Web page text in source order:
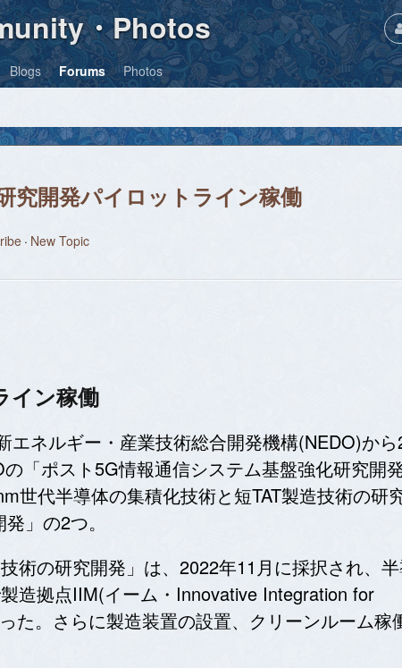
・Photos
Blogs Forums Photos
究開発パイロットライン稼働
New Topic
イン稼働
ネルギー・産業技術総合開発機構(NEDO)か
「ポスト5G情報通信システム基盤強化研究開
代半導体の集積化技術と短TAT製造技術の研究
」の2つ。
術の研究開発」は、2022年11月に採択され、
造拠点IIM(イーム・Innovative Integration for
た。さらに製造装置の設置、クリーンルーム稼